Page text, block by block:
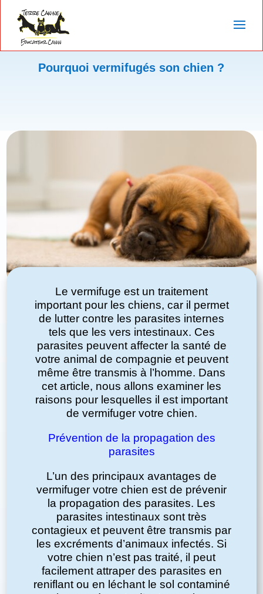
Pourquoi vermifugés son chien ?
Le vermifuge est un traitement
important pour les chiens, car il permet
de lutter contre les parasites internes
tels que les vers intestinaux. Ces
parasites peuvent affecter la santé de
votre animal de compagnie et peuvent
même être transmis à l’homme. Dans
cet article, nous allons examiner les
raisons pour lesquelles il est important
de vermifuger votre chien.
Prévention de la propagation des
parasites
L’un des principaux avantages de
vermifuger votre chien est de prévenir
la propagation des parasites. Les
parasites intestinaux sont très
contagieux et peuvent être transmis par
les excréments d’animaux infectés. Si
votre chien n’est pas traité, il peut
facilement attraper des parasites en
reniflant ou en léchant le sol contaminé